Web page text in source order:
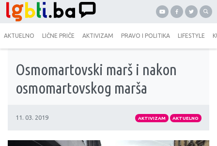
AKTUELNO LIČNE PRIČE AKTIVIZAM PRAVO I POLITIKA LIFESTYLE
Osmomartovski marš i nakon
osmomartovskog marša
11. 03. 2019 AKTIVIZAM AKTUELNO